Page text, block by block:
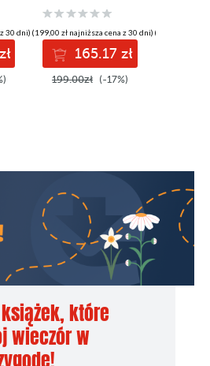
30 dni) (199,00 zł najniższa cena z 30 dni)
165.17 zł
199.00zł (-17%)
(289,00 zł
które
wieczór w